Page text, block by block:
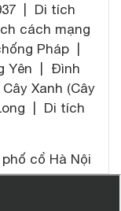
| Di tích
cách mạng
Pháp |
Yên | Đình
Xanh (Cây
| Di tích
cổ Hà Nội